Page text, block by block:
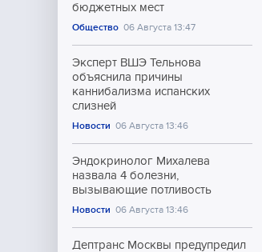
бюджетных мест
Общество 06 Августа 13:47
Эксперт ВШЭ Тельнова
объяснила причины
каннибализма испанских
слизней
Новости 06 Августа 13:46
Эндокринолог Михалева
назвала 4 болезни,
вызывающие потливость
Новости 06 Августа 13:46
Дептранс Москвы предупредил